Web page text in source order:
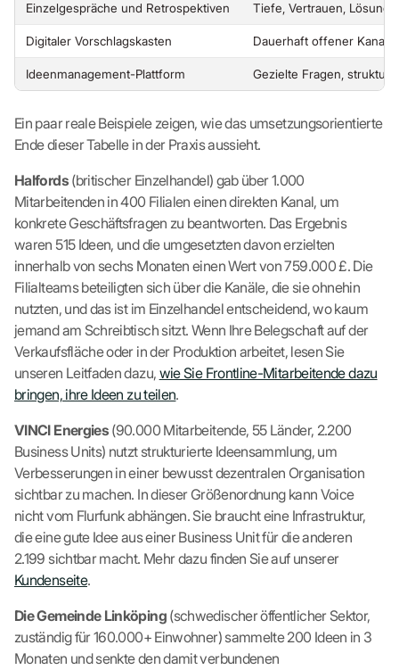
Einzelgespräche und Retrospektiven Tiefe, Vertrauen,
Digitaler Vorschlagskasten Dauerhaft offener Kanal
Ideenmanagement-Plattform Gezielte Fragen,
Ein paar reale Beispiele zeigen, wie das umsetzungsorientierte
Ende dieser Tabelle in der Praxis aussieht.
Halfords(britischer Einzelhandel) gab über 1.000
Mitarbeitenden in 400 Filialen einen direkten Kanal, um
konkrete Geschäftsfragen zu beantworten. Das Ergebnis
waren 515 Ideen, und die umgesetzten davon erzielten
innerhalb von sechs Monaten einen Wert von 759.000 £. Die
Filialteams beteiligten sich über die Kanäle, die sie ohnehin
nutzten, und das ist im Einzelhandel entscheidend, wo kaum
jemand am Schreibtisch sitzt. Wenn Ihre Belegschaft auf der
Verkaufsfläche oder in der Produktion arbeitet, lesen Sie
unseren Leitfaden dazu, wie Sie Frontline-Mitarbeitende dazu
bringen, ihre Ideen zu teilen.
VINCI Energies (90.000 Mitarbeitende, 55 Länder, 2.200
Business Units) nutzt strukturierte Ideensammlung, um
Verbesserungen in einer bewusst dezentralen Organisation
sichtbar zu machen. In dieser Größenordnung kann Voice
nicht vom Flurfunk abhängen. Sie braucht eine Infrastruktur,
die eine gute Idee aus einer Business Unit für die anderen
2.199 sichtbar macht. Mehr dazu finden Sie auf unserer
Kundenseite.
Die Gemeinde Linköping(schwedischer öffentlicher Sektor,
zuständig für 160.000+ Einwohner) sammelte 200 Ideen in 3
Monaten und senkte den damit verbundenen